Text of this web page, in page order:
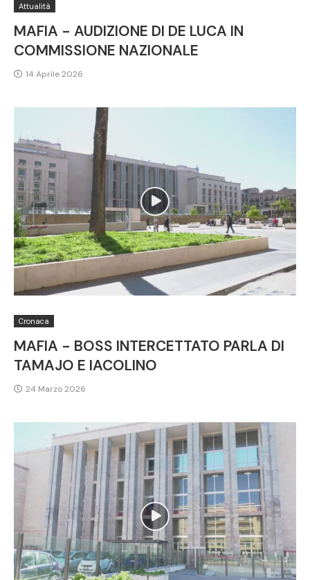
Attualità
MAFIA - AUDIZIONE DI DE LUCA IN
COMMISSIONE NAZIONALE
14 Aprile 2026
Cronaca
MAFIA - BOSS INTERCETTATO PARLA DI
TAMAJO E IACOLINO
24 Marzo 2026